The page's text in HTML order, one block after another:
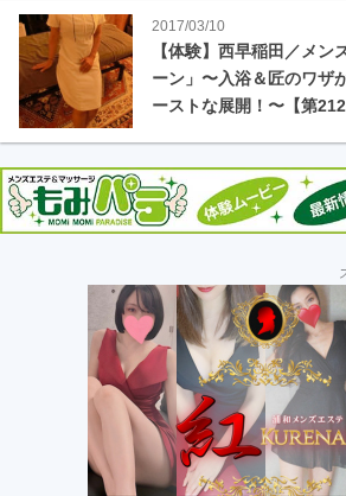
旅
2017/03/10
【体験】西早稲田／メン
ーン」〜入浴＆匠のワザ
ーストな展開！〜【第212